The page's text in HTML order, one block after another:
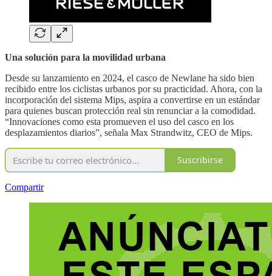
Una solución para la movilidad urbana
Desde su lanzamiento en 2024, el casco de Newlane ha sido bien
recibido entre los ciclistas urbanos por su practicidad. Ahora, con la
incorporación del sistema Mips, aspira a convertirse en un estándar
para quienes buscan protección real sin renunciar a la comodidad.
“Innovaciones como esta promueven el uso del casco en los
desplazamientos diarios”, señala Max Strandwitz, CEO de Mips.
Suscribirse
Compartir